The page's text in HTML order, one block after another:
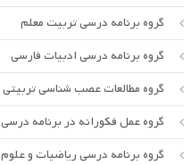
گروه برنامه درسی تربیت معلم
گروه برنامه درسی ادبیات فارسی
گروه مطالعات عصب شناسی تربیتی
گروه عمل فکورانه در برنامه درسی
گروه برنامه درسی ریاضیات و علوم